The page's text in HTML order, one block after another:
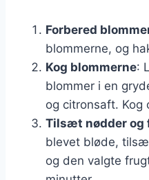
Forbered
blommerne, og
Kog blommerne:
blommer i en
og citronsaft. Kog
Tilsæt nødder og
blevet bløde,
og den valgte